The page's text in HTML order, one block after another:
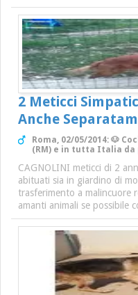
2 Meticci
Anche
Roma, 02/05/2014: 🐶
(RM) e in tutta Italia da
CAGNOLINI meticci di 2
abituati sia in giardino di
trasferimento a malincuore
amanti animali se possibile